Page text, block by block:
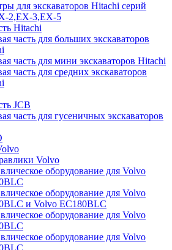
для экскаваторов Hitachi серий
2,EX-3,EX-5
Hitachi
часть для больших экскаваторов
часть для мини экскаваторов Hitachi
часть для средних экскаваторов
JCB
часть для гусеничных экскаваторов
Volvo
оборудование для Volvo
оборудование для Volvo
и Volvo EC180BLC
оборудование для Volvo
оборудование для Volvo